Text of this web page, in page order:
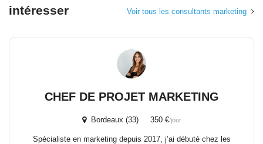
intéresser
Voir tous les consultants marketing
CHEF DE PROJET MARKETING
Bordeaux (33) 350 €/jour
Spécialiste en marketing depuis 2017, j’ai débuté chez les